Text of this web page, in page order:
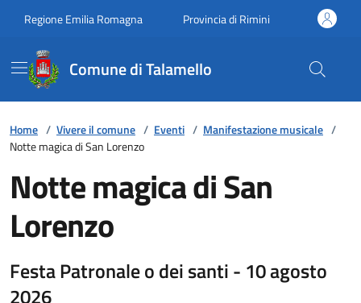
Regione Emilia Romagna Provincia di Rimini
Comune di Talamello
Home / Vivere il comune / Eventi / Manifestazione musicale /
Notte magica di San Lorenzo
Notte magica di San
Lorenzo
Festa Patronale o dei santi - 10 agosto
2026